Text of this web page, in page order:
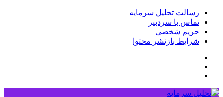
رسالت تحلیل سرمایه
تماس با سردبیر
حریم شخصی
شرایط بازنشر محتوا